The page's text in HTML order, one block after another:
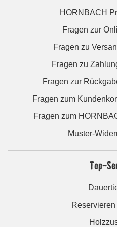
HORNBACH
Fragen zur
Fragen zu
Fragen zu
Fragen zur
Fragen zum
Fragen zum
Muster-
Top-